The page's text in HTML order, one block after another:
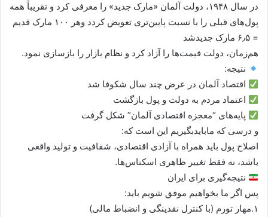
در سال ۱۹۴۸، دولت آلمان «مارک جدید» را معرفی کرد و تقریباً همه
پول‌های قبلی را با نسبت پایین‌تری تعویض کردد وهر ۱۰۰ مارک قدیم
= ۶٫۵ مارک جدیدشد
هم‌زمان، دولت قیمت‌ها را آزاد کرد و نظام بازار را بازسازی نمود.
نتیجه:
اقتصاد آلمان در عرض چند سال شکوفا شد
اعتماد مردم به دولت و پول بازگشت
پایه‌های “معجزه اقتصادی آلمان” شکل گرفت
و درسی که مابایدبگیریم این است که:
اصلاح پول باید همراه با آزادی اقتصادی، شفافیت و تولید واقعی
باشد، نه فقط تغییر ظاهری اسکناس‌ها.
نتیجه‌گیری برای ایران
پس اگر ما بخواهیم موفق شویم باید:
۱.مهار تورم (با کنترل نقدینگی و انضباط مالی)